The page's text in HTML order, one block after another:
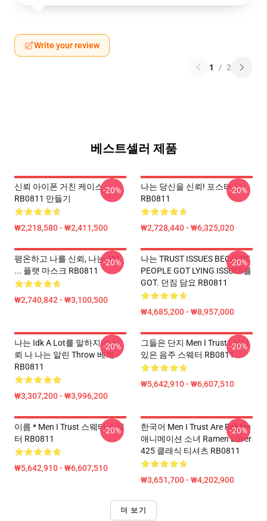
Write your review
1 / 2
베스트셀러 제품
신뢰 아이폰 거친 케이스
RB0811 만들기
₩2,218,580 - ₩2,411,500
-20%
나는 당신을 신뢰! 포스터
RB0811
₩2,728,440 - ₩6,325,020
-20%
평온하고 나를 신뢰, 나는 AM
... 플랫 마스크 RB0811
₩2,740,842 - ₩3,100,500
-20%
나는 TRUST ISSUES BECAUSE
PEOPLE GOT LYING ISSUES를
GOT. 던짐 담요 RB0811
₩4,685,200 - ₩8,957,000
-20%
나는 Idk A Lot를 말하지만 신
뢰 나 나는 알린 Throw 베개
RB0811
₩3,307,200 - ₩3,996,200
-20%
그들은 단지 Men I Trust | 재미
있은 음주 스웨터 RB0811
₩5,642,910 - ₩6,607,510
-20%
이름 * Men I Trust 스웨터 스웨
터 RB0811
₩5,642,910 - ₩6,607,510
-20%
한국어 Men I Trust Are RaMen
애니메이션 소녀 Ramen Lover
425 클래식 티셔츠 RB0811
₩3,651,700 - ₩4,202,900
-20%
더 보기